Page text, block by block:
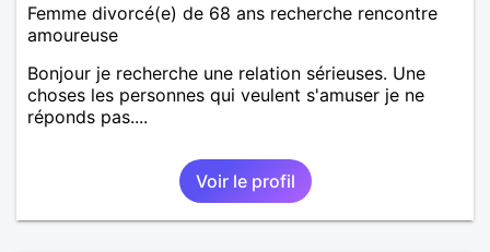
Femme divorcé(e) de 68 ans recherche rencontre
amoureuse
Bonjour je recherche une relation sérieuses. Une
choses les personnes qui veulent s'amuser je ne
réponds pas....
Voir le profil